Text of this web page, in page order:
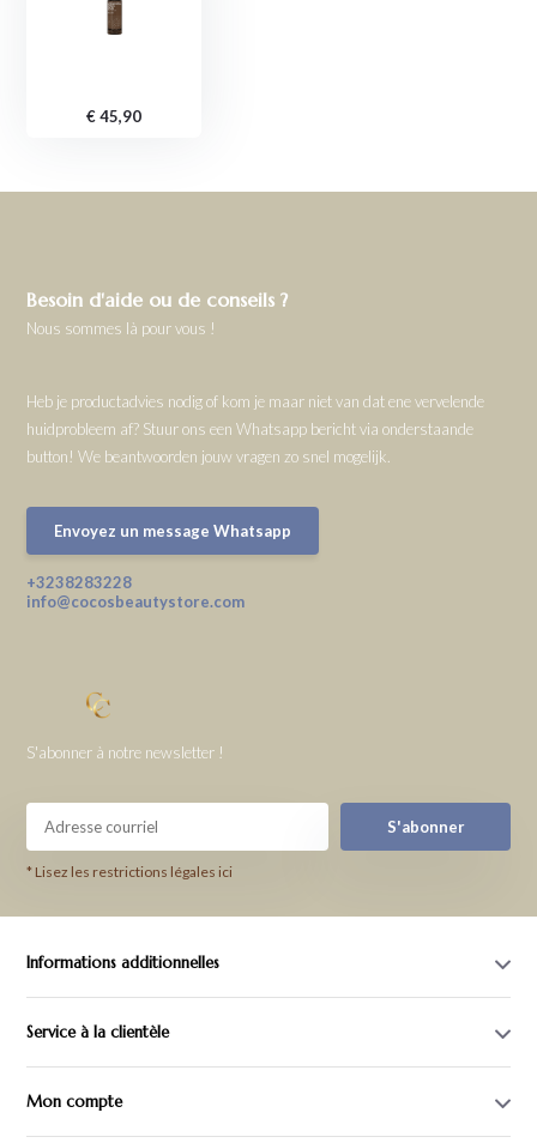
€ 45,90
Besoin d'aide ou de conseils ?
Nous sommes là pour vous !
Heb je productadvies nodig of kom je maar niet van dat ene vervelende
huidprobleem af? Stuur ons een Whatsapp bericht via onderstaande
button! We beantwoorden jouw vragen zo snel mogelijk.
Envoyez un message Whatsapp
+3238283228
info@cocosbeautystore.com
S'abonner à notre newsletter !
S'abonner
* Lisez les restrictions légales ici
Informations additionnelles
Service à la clientèle
Mon compte